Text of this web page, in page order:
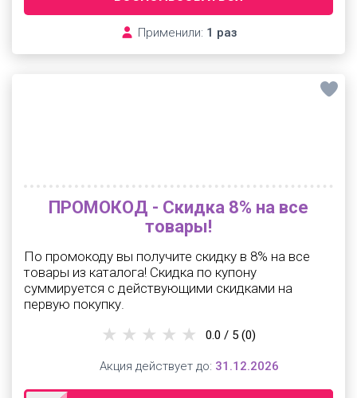
Применили: 1 раз
ПРОМОКОД - Скидка 8% на все
товары!
По промокоду вы получите скидку в 8% на все
товары из каталога! Скидка по купону
суммируется с действующими скидками на
первую покупку.
0.0 / 5 (0)
Акция действует до: 31.12.2026